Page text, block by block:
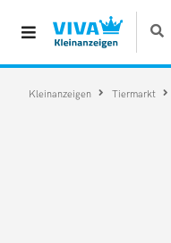
Kleinanzeigen Tiermarkt